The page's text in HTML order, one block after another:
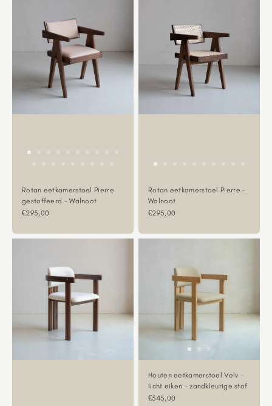
Rotan eetkamerstoel Pierre
gestoffeerd - Walnoot
Aanbiedingsprijs
€295,00
Rotan eetkamerstoel Pierre -
Walnoot
Aanbiedingsprijs
€295,00
Houten eetkamerstoel Velv -
licht eiken - zandkleurige stof
Aanbiedingsprijs
€345,00